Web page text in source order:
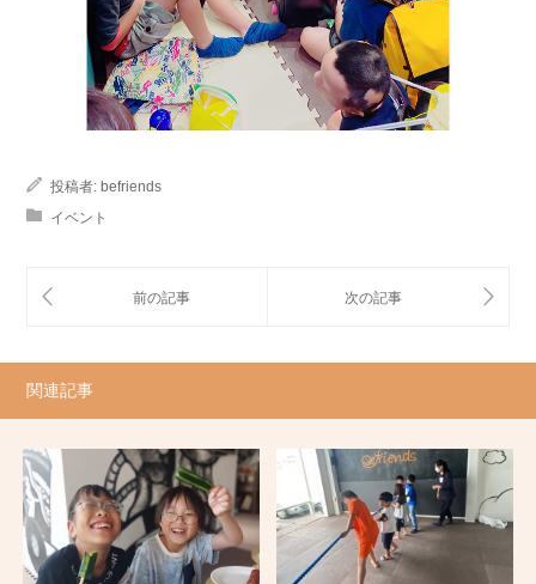
投稿者: befriends
イベント
関連記事